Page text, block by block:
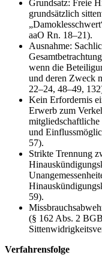
Grundsatz: Freie
grundsätzlich
aaO Rn. 18–21).
Ausnahme:
wenn die
und deren Zweck
22–24, 48–49,
Kein Erfordernis
Erwerb zum
und
57).
Strikte Trennung
59).
(§ 162 Abs. 2
Verfahrensfolge